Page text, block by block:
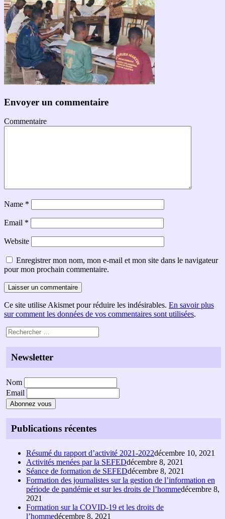
Envoyer un commentaire
Commentaire
Name *
Email *
Website
Enregistrer mon nom, mon e-mail et mon site dans le navigateur
pour mon prochain commentaire.
Ce site utilise Akismet pour réduire les indésirables. En savoir plus
sur comment les données de vos commentaires sont utilisées.
Newsletter
Nom
Email
Publications récentes
Résumé du rapport d’activité 2021-2022décembre 10, 2021
Activités menées par la SEFEDdécembre 8, 2021
Séance de formation de SEFEDdécembre 8, 2021
Formation des journalistes sur la gestion de l’information en
période de pandémie et sur les droits de l’hommedécembre 8,
2021
Formation sur la COVID-19 et les droits de
l’hommedécembre 8, 2021